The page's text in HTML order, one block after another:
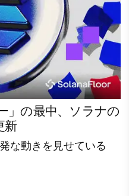
」の最中、ソラナの
新
な動きを見せている